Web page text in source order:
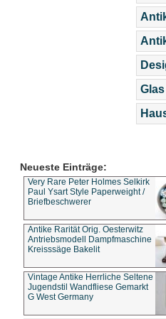
Glas
Neueste Einträge:
Very Rare Peter Holmes Selkirk
Paul Ysart Style Paperweight /
Briefbeschwerer
Antike Rarität Orig. Oesterwitz
Antriebsmodell Dampfmaschine
Kreisssäge Bakelit
Vintage Antike Herrliche Seltene
Jugendstil Wandfliese Gemarkt
G West Germany